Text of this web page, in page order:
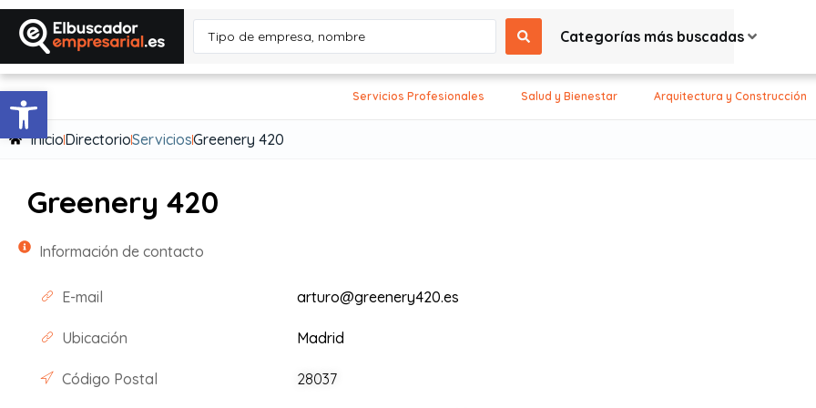
Abrir barra de herramientas
Categorías más buscadas
Servicios Profesionales Salud y Bienestar Arquitectura y Construcción
InicioDirectorioServiciosGreenery 420
Greenery 420
Información de contacto
E-mail arturo@greenery420.es
Ubicación Madrid
Código Postal 28037